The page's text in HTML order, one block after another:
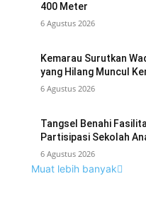
400 Meter
6 Agustus 2026
Kemarau Surutkan
yang Hilang Muncul
6 Agustus 2026
Tangsel Benahi
Partisipasi Sekolah
6 Agustus 2026
Muat lebih banyak